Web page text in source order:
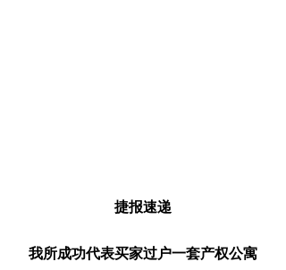
捷报速递
我所成功代表买家过户一套产权公寓